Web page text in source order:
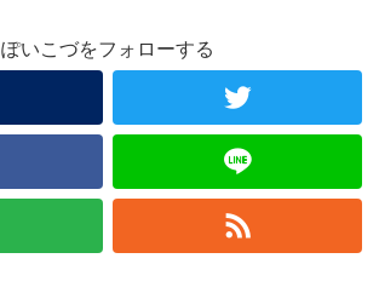
ぽいこづをフォローする